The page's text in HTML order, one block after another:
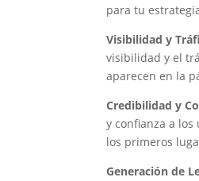
para tu
Visibilidad y
visibilidad y el
aparecen en la
Credibilidad y
y confianza a
los primeros
Generación de